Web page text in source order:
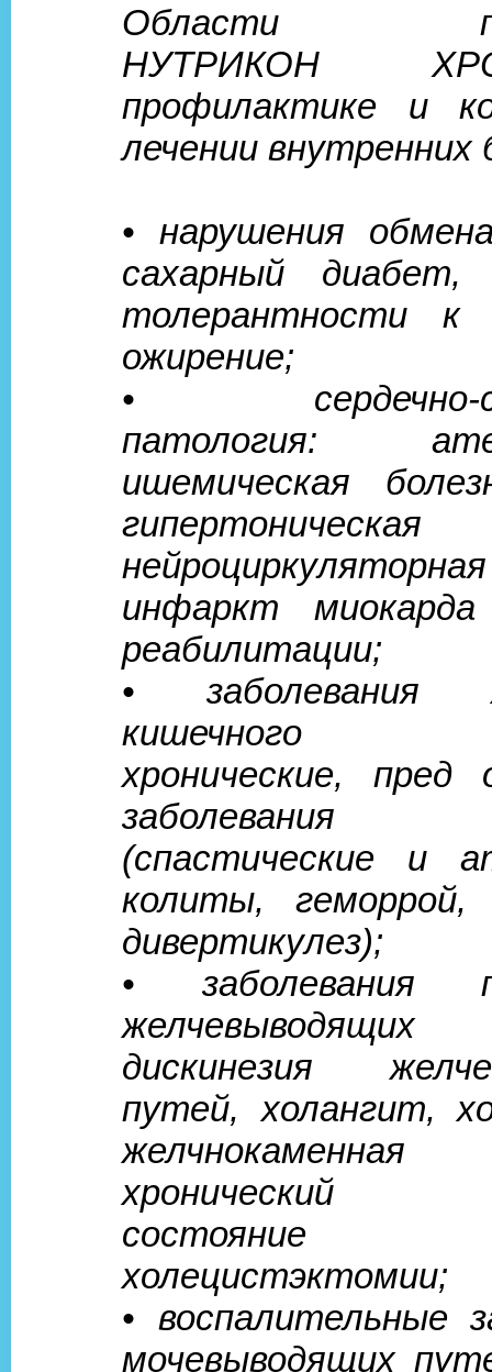
Области
НУТРИКОН
профилактике и
лечении внутренних
• нарушения
сахарный диабет,
толерантности к
ожирение;
• сердечно-
патология:
ишемическая
инфаркт
реабилитации;
• заболевания
кишечного
хронические, пред
заболевания
(спастические и
колиты, геморрой,
дивертикулез);
• заболевания
дискинезия
путей, холангит,
желчнокаменная
хронический
состояние
холецистэктомии;
• воспалительные
мочевыводящих